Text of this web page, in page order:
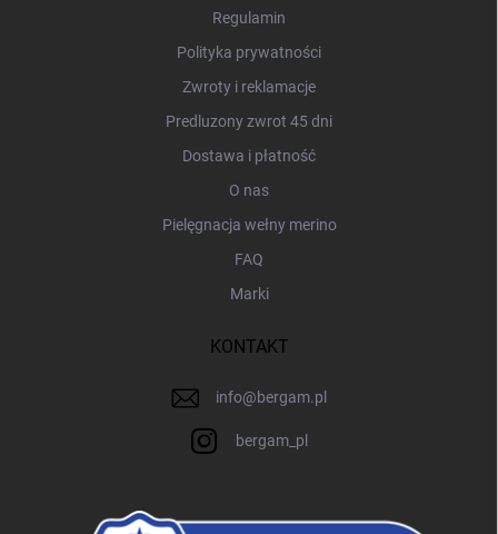
Regulamin
Polityka prywatności
Zwroty i reklamacje
Predluzony zwrot 45 dni
Dostawa i płatność
O nas
Pielęgnacja wełny merino
FAQ
Marki
KONTAKT
info@bergam.pl
bergam_pl